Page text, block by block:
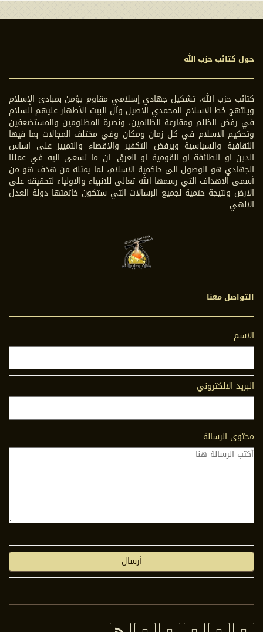
حول كتائب حزب الله
كتائب حزب الله، تشكيل جهادي إسلامي مقاوم يؤمن بمبادئ الإسلام
وينتهج خط الاسلام المحمدي الاصيل وآل البيت الأطهار عليهم السلام
في رفض الظلم ومقارعة الظالمين، ونصرة المظلومين والمستضعفين
وتحكيم الاسلام في كل زمان ومكان وفي مختلف المجالات بما فيها
الثقافية والسياسية ويرفض التكفير والاقصاء والتمييز على اساس
الدين او الطائفة او القومية او العرق .ان ما نسعى اليه في عملنا
الجهادي هو الوصول الى حاكمية الاسلام، لما يمثله من هدف هو من
أسمى الاهداف التي رسمها الله تعالى للانبياء والاولياء لتحقيقه على
الارض ونتيجة حتمية لجميع الرسالات التي ستكون خاتمتها دولة العدل
الالهي
التواصل معنا
الاسم
البريد الالكتروني
محتوى الرسالة